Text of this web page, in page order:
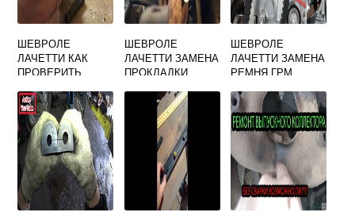
ШЕВРОЛЕ
ЛАЧЕТТИ КАК
ПРОВЕРИТЬ
РАСШИРИТЕЛЬНО
ГО БАЧКА
ШЕВРОЛЕ
ЛАЧЕТТИ ЗАМЕНА
ПРОКЛАДКИ
КОЛЛЕКТОРА
ШЕВРОЛЕ
ЛАЧЕТТИ ЗАМЕНА
РЕМНЯ ГРМ
РАБОТ